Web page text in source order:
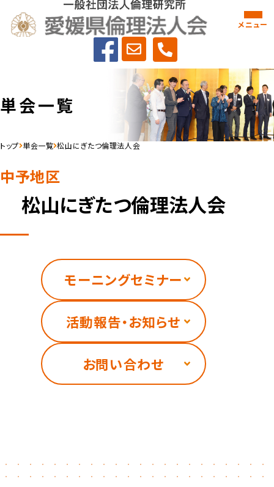
メニュー
単会⼀覧
トップ 単会一覧 松山にぎたつ倫理法人会
中予地区
松山にぎたつ倫理法人会
モーニングセミナー
活動報告・お知らせ
お問い合わせ